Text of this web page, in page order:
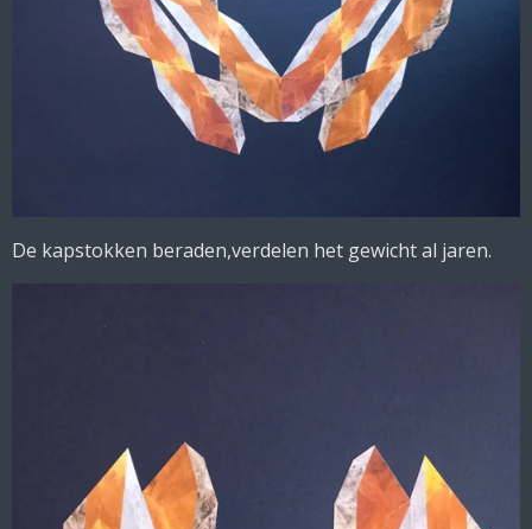
De kapstokken beraden,verdelen het gewicht al jaren.